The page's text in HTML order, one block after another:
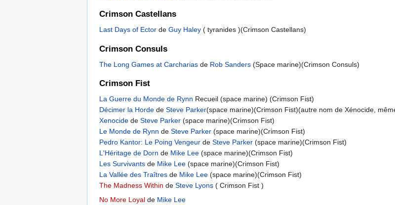
Crimson Castellans
Last Days of Ector de Guy Haley ( tyranides )(Crimson Castellans)
Crimson Consuls
The Long Games at Carcharias de Rob Sanders (Space marine)(Crimson Consuls)
Crimson Fist
La Guerre du Monde de Rynn Recueil (space marine) (Crimson Fist)
Décimer la Horde de Steve Parker(space marine)(Crimson Fist)(autre nom de Xénocide,
Xenocide de Steve Parker (space marine)(Crimson Fist)
Le Monde de Rynn de Steve Parker (space marine)(Crimson Fist)
Pedro Kantor: Le Poing Vengeur de Steve Parker (space marine)(Crimson Fist)
L'Héritage de Dorn de Mike Lee (space marine)(Crimson Fist)
Les Survivants de Mike Lee (space marine)(Crimson Fist)
La Vallée des Traîtres de Mike Lee (space marine)(Crimson Fist)
The Madness Within de Steve Lyons ( Crimson Fist )
No More Loyal de Mike Lee